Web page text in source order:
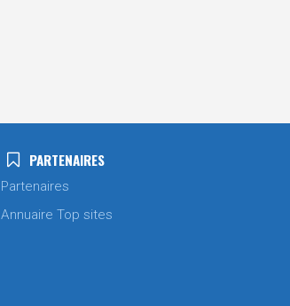
PARTENAIRES
Partenaires
Annuaire Top sites